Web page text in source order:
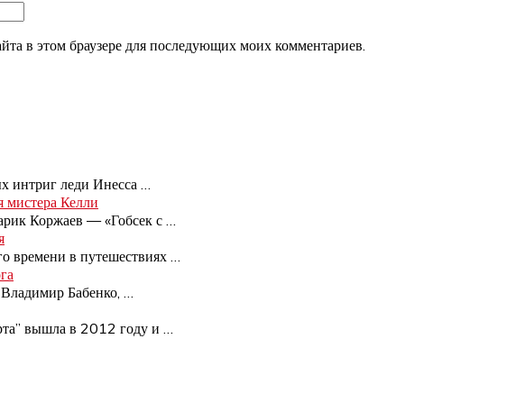
в этом браузере для последующих моих комментариев.
интриг леди Инесса
мистера Келли
Коржаев — «Гобсек с
времени в путешествиях
Бабенко,
вышла в 2012 году и